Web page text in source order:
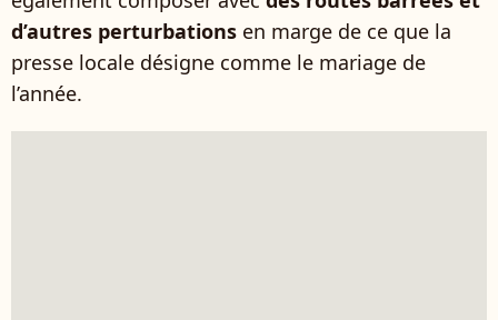
d’autres perturbations en marge de ce que la
presse locale désigne comme le mariage de
l’année.